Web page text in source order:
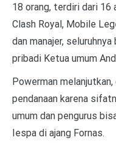
18 orang, terdiri dari
Clash Royal, Mobile
dan manajer,
pribadi Ketua umum
Powerman
pendanaan karena
umum dan pengurus
Iespa di ajang Fornas.